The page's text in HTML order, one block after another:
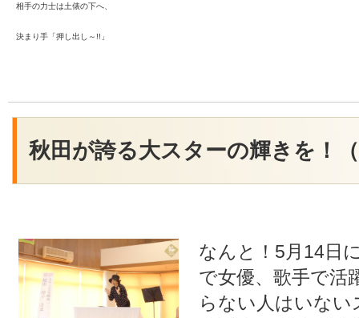
相手の力士は土俵の下へ、
決まり手「押し出し～!!」
秋田が誇る大スターの輝きを！
なんと！5月14日
で女優、歌手で活
らない人はいな